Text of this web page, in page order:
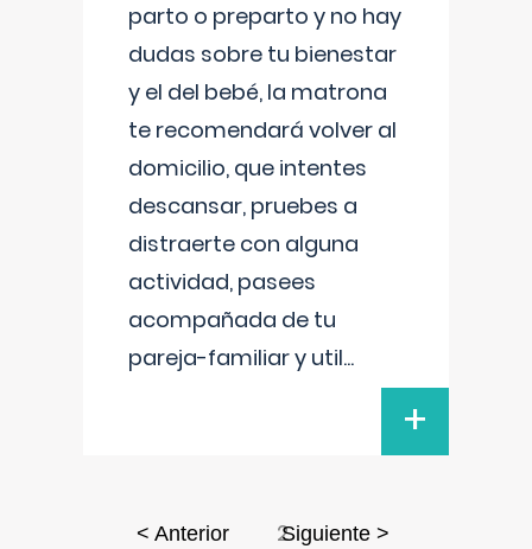
parto o preparto y no hay
dudas sobre tu bienestar
y el del bebé, la matrona
te recomendará volver al
domicilio, que intentes
descansar, pruebes a
distraerte con alguna
actividad, pasees
acompañada de tu
pareja-familiar y util...
+
< Anterior 2Siguiente >